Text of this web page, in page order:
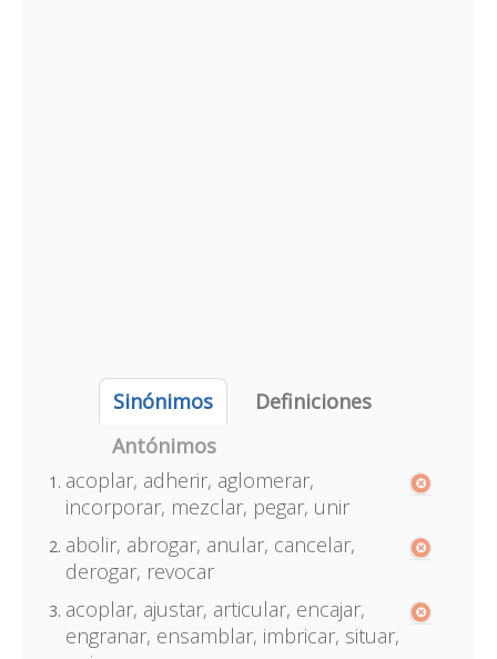
Sinónimos
Definiciones
Antónimos
acoplar, adherir, aglomerar,
incorporar, mezclar, pegar, unir
abolir, abrogar, anular, cancelar,
derogar, revocar
acoplar, ajustar, articular, encajar,
engranar, ensamblar, imbricar, situar,